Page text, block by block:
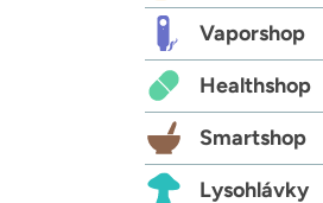
Exotic Seed
Expert Seeds
FastBuds
Female Seeds
French Touch Seeds
Garden of Green
Vaporshop
Healthshop
Smartshop
Lysohlávky